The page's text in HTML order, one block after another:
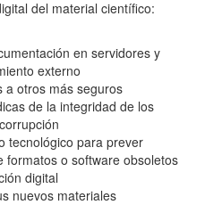
del material científico:
en servidores y
externo
a otros más seguros
de la integridad de los
tecnológico para prever
formatos o software obsoletos
digital
nuevos materiales